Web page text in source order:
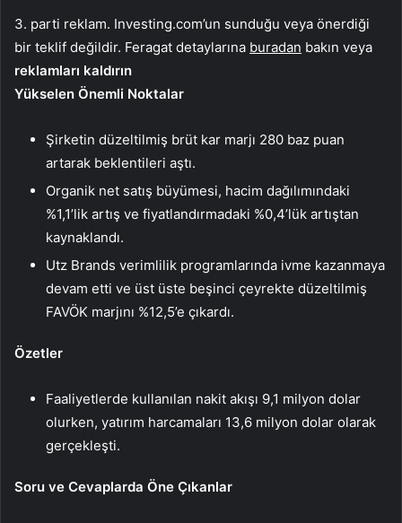
3. parti reklam. Investing.com’un sunduğu veya önerdiği
bir teklif değildir. Feragat detaylarına buradan bakın veya
reklamları kaldırın
Yükselen Önemli Noktalar
Şirketin düzeltilmiş brüt kar marjı 280 baz puan
artarak beklentileri aştı.
Organik net satış büyümesi, hacim dağılımındaki
%1,1’lik artış ve fiyatlandırmadaki %0,4’lük artıştan
kaynaklandı.
Utz Brands verimlilik programlarında ivme kazanmaya
devam etti ve üst üste beşinci çeyrekte düzeltilmiş
FAVÖK marjını %12,5’e çıkardı.
Özetler
Faaliyetlerde kullanılan nakit akışı 9,1 milyon dolar
olurken, yatırım harcamaları 13,6 milyon dolar olarak
gerçekleşti.
Soru ve Cevaplarda Öne Çıkanlar